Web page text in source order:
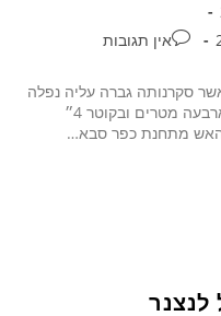
אין תגובות
סקרנותה גברה עליה נפלה
תוך כדי טיול בחצר לתוך צינור בעומק ארבעה מטרים ובקוטר 4״
האש מתחנת כפר סבא…